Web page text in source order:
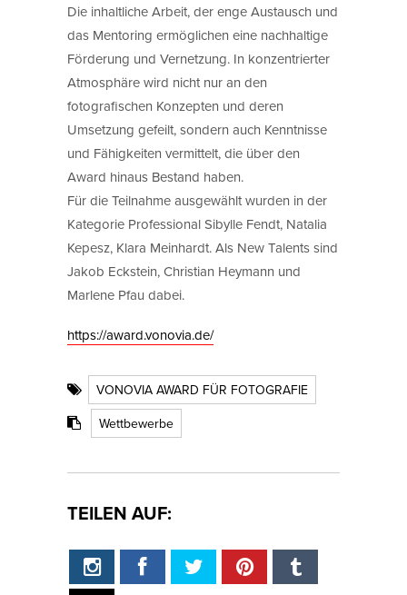
Die inhaltliche Arbeit, der enge Austausch und
das Mentoring ermöglichen eine nachhaltige
Förderung und Vernetzung. In konzentrierter
Atmosphäre wird nicht nur an den
fotografischen Konzepten und deren
Umsetzung gefeilt, sondern auch Kenntnisse
und Fähigkeiten vermittelt, die über den
Award hinaus Bestand haben.
Für die Teilnahme ausgewählt wurden in der
Kategorie Professional Sibylle Fendt, Natalia
Kepesz, Klara Meinhardt. Als New Talents sind
Jakob Eckstein, Christian Heymann und
Marlene Pfau dabei.
https://award.vonovia.de/
VONOVIA AWARD FÜR FOTOGRAFIE
Wettbewerbe
TEILEN AUF: